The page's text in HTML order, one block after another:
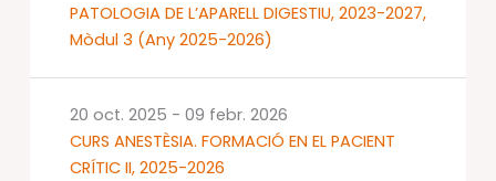
PATOLOGIA DE L’APARELL DIGESTIU, 2023-2027,
Mòdul 3 (Any 2025-2026)
CURS ANESTÈSIA. FORMACIÓ EN EL PACIENT
CRÍTIC II, 2025-2026
20 oct. 2025 - 09 febr. 2026